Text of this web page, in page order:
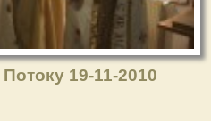
19-11-2010